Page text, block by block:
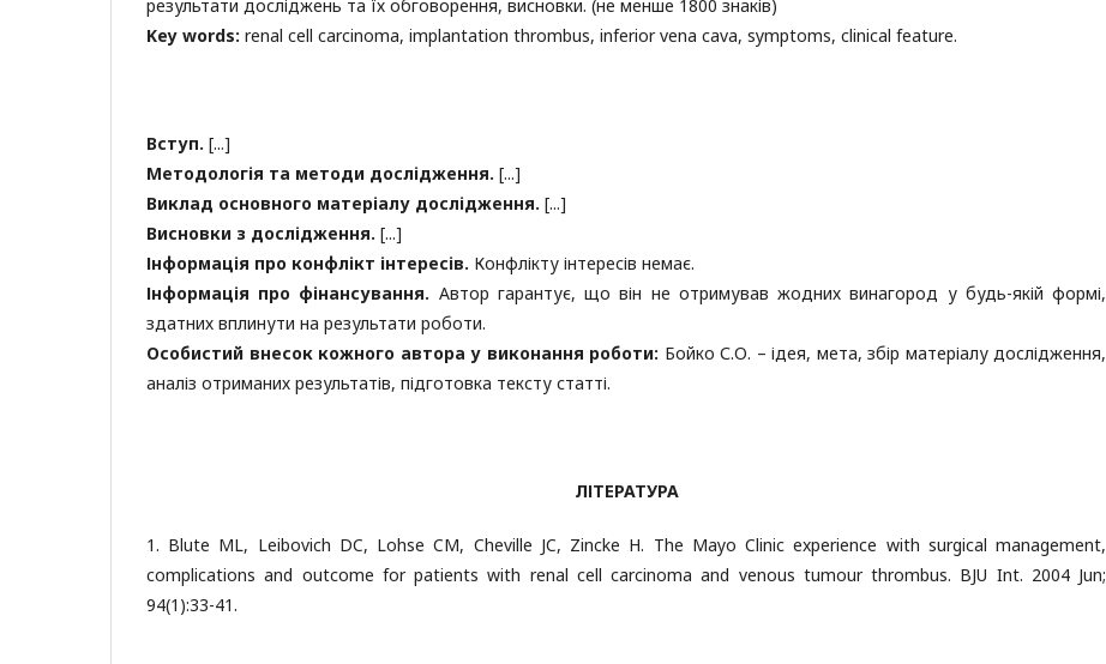
результати досліджень та їх обговорення, висновки. (не менше 1800 знаків)
Key words: renal cell carcinoma, implantation thrombus, inferior vena cava, symptoms, clinical feature.
Вступ. [...]
Методологія та методи дослідження. [...]
Виклад основного матеріалу дослідження. [...]
Висновки з дослідження. [...]
Інформація про конфлікт інтересів. Конфлікту інтересів немає.
Інформація про фінансування. Автор гарантує, що він не отримував жодних винагород у будь-якій формі,
здатних вплинути на результати роботи.
Особистий внесок кожного автора у виконання роботи: Бойко С.О. – ідея, мета, збір матеріалу дослідження,
аналіз отриманих результатів, підготовка тексту статті.
ЛІТЕРАТУРА
1. Blute ML, Leibovich DC, Lohse CM, Cheville JC, Zincke H. The Mayo Clinic experience with surgical management,
complications and outcome for patients with renal cell carcinoma and venous tumour thrombus. BJU Int. 2004 Jun;
94(1):33-41.